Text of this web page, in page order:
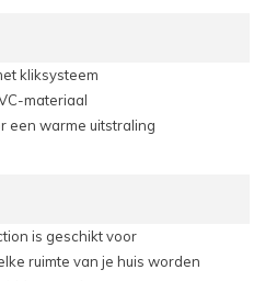
kliksysteem
materiaal
een warme uitstraling
is geschikt voor
ruimte van je huis worden